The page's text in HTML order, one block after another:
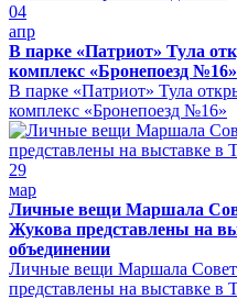
04
апр
В парке «Патриот» Тула
комплекс «Бронепоезд №16»
В парке «Патриот» Тула
комплекс «Бронепоезд №16»
29
мар
Личные вещи Маршала
Жукова представлены на
объединении
Личные вещи Маршала
представлены на выставке в